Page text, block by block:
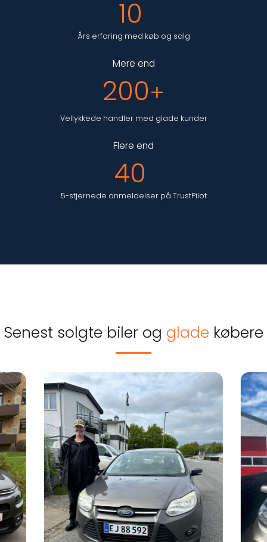
10
Års erfaring med køb og salg
Mere end
200+
Vellykkede handler med glade kunder
Flere end
40
5-stjernede anmeldelser på TrustPilot
Senest solgte biler og glade købere